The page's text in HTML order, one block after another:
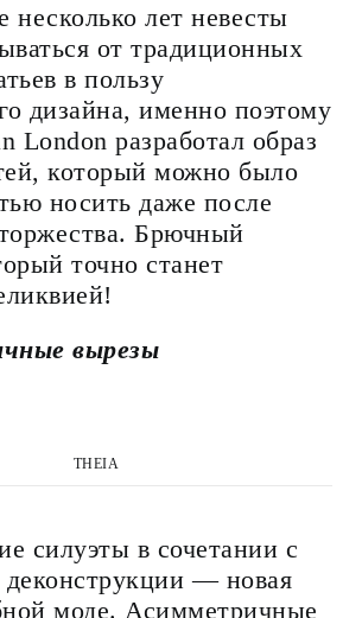
несколько лет невесты
от традиционных
в пользу
дизайна, именно поэтому
London разработал образ
который можно было
носить даже после
Брючный
точно станет
вырезы
THEIA
силуэты в сочетании с
деконструкции — новая
моде. Асимметричные